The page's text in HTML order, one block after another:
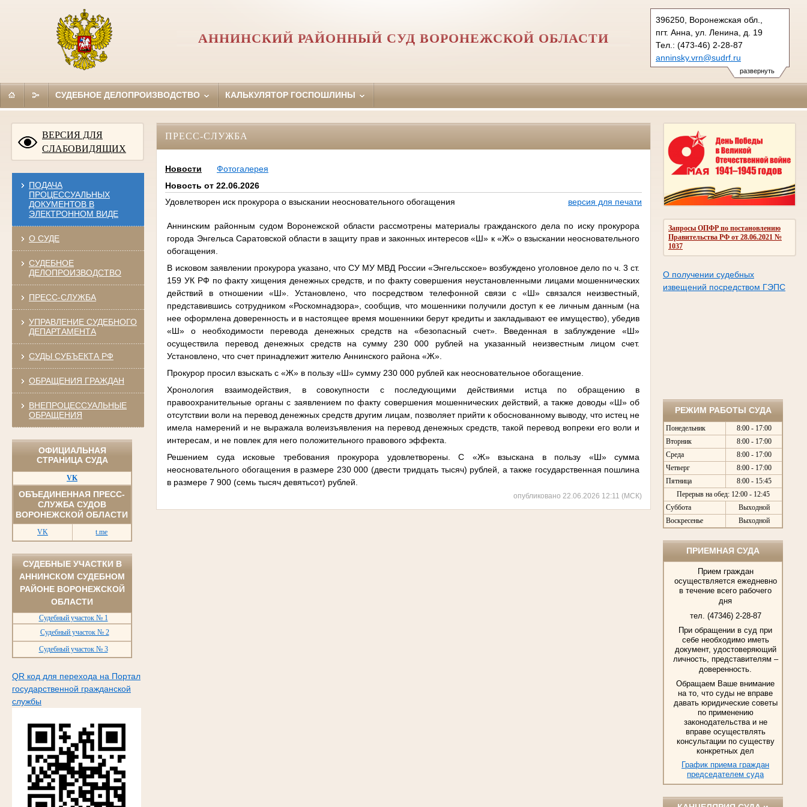
развернуть
396250, Воронежская обл.,
пгт. Анна, ул. Ленина, д. 19
Тел.: (473-46) 2-28-87
anninsky.vrn@sudrf.ru
схема проезда
АННИНСКИЙ РАЙОННЫЙ СУД ВОРОНЕЖСКОЙ ОБЛАСТИ
СУДЕБНОЕ ДЕЛОПРОИЗВОДСТВО КАЛЬКУЛЯТОР ГОСПОШЛИНЫ
ВЕРСИЯ ДЛЯ
СЛАБОВИДЯЩИХ
ПОДАЧА
ПРОЦЕССУАЛЬНЫХ
ДОКУМЕНТОВ В
ЭЛЕКТРОННОМ ВИДЕ
О СУДЕ
СУДЕБНОЕ
ДЕЛОПРОИЗВОДСТВО
ПРЕСС-СЛУЖБА
УПРАВЛЕНИЕ СУДЕБНОГО
ДЕПАРТАМЕНТА
СУДЫ СУБЪЕКТА РФ
ОБРАЩЕНИЯ ГРАЖДАН
ВНЕПРОЦЕССУАЛЬНЫЕ
ОБРАЩЕНИЯ
ОФИЦИАЛЬНАЯ
СТРАНИЦА СУДА
VK
ОБЪЕДИНЕННАЯ ПРЕСС-
СЛУЖБА СУДОВ
ВОРОНЕЖСКОЙ ОБЛАСТИ
VK t.me
СУДЕБНЫЕ УЧАСТКИ В
АННИНСКОМ СУДЕБНОМ
РАЙОНЕ ВОРОНЕЖСКОЙ
ОБЛАСТИ
Судебный участок № 1
Судебный участок № 2
Судебный участок № 3
QR код для перехода на Портал
государственной гражданской
службы
Запросы ОПФР по постановлению
Правительства РФ от 28.06.2021 №
1037
О получении судебных
извещений посредством ГЭПС
РЕЖИМ РАБОТЫ СУДА
Понедельник
8:00 - 17:00
Вторник
8:00 - 17:00
Среда
8:00 - 17:00
Четверг
8:00 - 17:00
Пятница
8:00 - 15:45
Перерыв на обед: 12:00 - 12:45
Суббота
Выходной
Воскресенье
Выходной
ПРИЕМНАЯ СУДА
Прием граждан
осуществляется ежедневно
в течение всего рабочего
дня
тел. (47346) 2-28-87
При обращении в суд при
себе необходимо иметь
документ, удостоверяющий
личность, представителям –
доверенность.
Обращаем Ваше внимание
на то, что суды не вправе
давать юридические советы
по применению
законодательства и не
вправе осуществлять
консультации по существу
конкретных дел
График приема граждан
председателем суда
ПРЕСС-СЛУЖБА
Новости
Фотогалерея
Новость от 22.06.2026
Удовлетворен иск прокурора о взыскании неосновательного обогащения
версия для печати
Аннинским районным судом Воронежской области рассмотрены материалы гражданского дела по иску прокурора
города Энгельса Саратовской области в защиту прав и законных интересов «Ш» к «Ж» о взыскании неосновательного
обогащения.
В исковом заявлении прокурора указано, что СУ МУ МВД России «Энгельсское» возбуждено уголовное дело по ч. 3 ст.
159 УК РФ по факту хищения денежных средств, и по факту совершения неустановленными лицами мошеннических
действий в отношении «Ш». Установлено, что посредством телефонной связи с «Ш» связался неизвестный,
представившись сотрудником «Роскомнадзора», сообщив, что мошенники получили доступ к ее личным данным (на
нее оформлена доверенность и в настоящее время мошенники берут кредиты и закладывают ее имущество), убедив
«Ш» о необходимости перевода денежных средств на «безопасный счет». Введенная в заблуждение «Ш»
осуществила перевод денежных средств на сумму 230 000 рублей на указанный неизвестным лицом счет.
Установлено, что счет принадлежит жителю Аннинского района «Ж».
Прокурор просил взыскать с «Ж» в пользу «Ш» сумму 230 000 рублей как неосновательное обогащение.
Хронология взаимодействия, в совокупности с последующими действиями истца по обращению в
правоохранительные органы с заявлением по факту совершения мошеннических действий, а также доводы «Ш» об
отсутствии воли на перевод денежных средств другим лицам, позволяет прийти к обоснованному выводу, что истец не
имела намерений и не выражала волеизъявления на перевод денежных средств, такой перевод вопреки его воли и
интересам, и не повлек для него положительного правового эффекта.
Решением суда исковые требования прокурора удовлетворены. С «Ж» взыскана в пользу «Ш» сумма
неосновательного обогащения в размере 230 000 (двести тридцать тысяч) рублей, а также государственная пошлина
в размере 7 900 (семь тысяч девятьсот) рублей.
опубликовано 22.06.2026 12:11 (МСК)